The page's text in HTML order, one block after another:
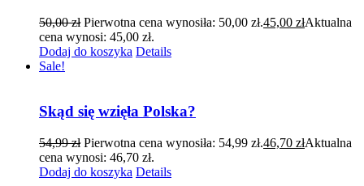
50,00zł Pierwotna cena wynosiła: 50,00 zł.45,00 złAktualna
cena wynosi: 45,00 zł.
Dodaj do koszyka Details
Sale!
Skąd się wzięła Polska?
54,99zł Pierwotna cena wynosiła: 54,99 zł.46,70 złAktualna
cena wynosi: 46,70 zł.
Dodaj do koszyka Details